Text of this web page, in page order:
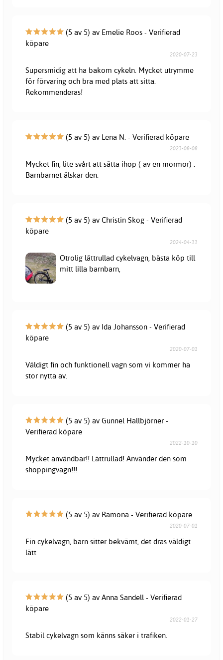
(5 av 5) av Emelie Roos - Verifierad
köpare
2020-07-23
Supersmidig att ha bakom cykeln. Mycket utrymme
för förvaring och bra med plats att sitta.
Rekommenderas!
(5 av 5) av Lena N. - Verifierad köpare
2023-08-08
Mycket fin, lite svårt att sätta ihop ( av en mormor) .
Barnbarnet älskar den.
(5 av 5) av Christin Skog - Verifierad
köpare
2024-04-11
Otrolig lättrullad cykelvagn, bästa köp till
mitt lilla barnbarn,
(5 av 5) av Ida Johansson - Verifierad
köpare
2020-07-01
Väldigt fin och funktionell vagn som vi kommer ha
stor nytta av.
(5 av 5) av Gunnel Hallbjörner -
Verifierad köpare
2022-10-10
Mycket användbar!! Lättrullad! Använder den som
shoppingvagn!!!
(5 av 5) av Ramona - Verifierad köpare
2020-07-01
Fin cykelvagn, barn sitter bekvämt, det dras väldigt
lätt
(5 av 5) av Anna Sandell - Verifierad
köpare
2022-01-27
Stabil cykelvagn som känns säker i trafiken.